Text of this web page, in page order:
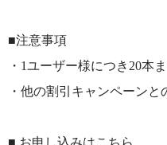
■注意事項
・1ユーザー様につき20本
・他の割引キャンペーンと
■ お申し込みはこちら